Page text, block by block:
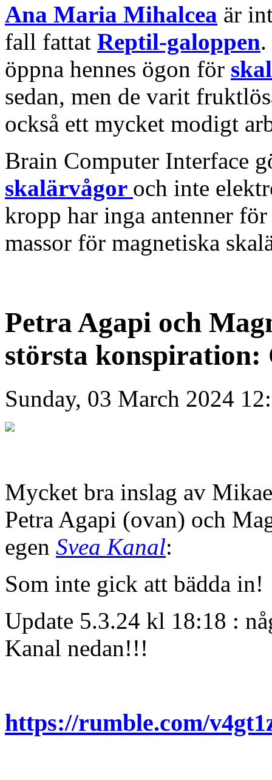
Ana Maria Mihalcea är
fall fattat Reptil-galoppen
öppna hennes ögon för
sedan, men de varit
också ett mycket modigt
Brain Computer Interface
skalärvågor och inte
kropp har inga antenner
massor för magnetiska
Petra Agapi och
största konspiration:
Sunday, 03 March 2024
Mycket bra inslag av
Petra Agapi (ovan) och
egen Svea Kanal:
Som inte gick att bädda in!
Update 5.3.24 kl 18:18 :
Kanal nedan!!!
https://rumble.com/